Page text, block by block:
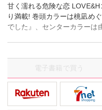
甘く濡れる危険な恋
り満載! 巻頭カラーは桃凪め
でした』、センターカラーは
婚』＆維眞蜜水『再び婚 元夫
電子書籍で買う